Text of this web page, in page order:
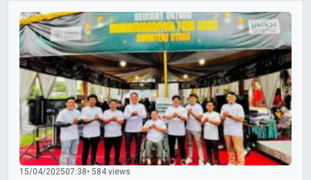
15/04/202507:38• 584 views